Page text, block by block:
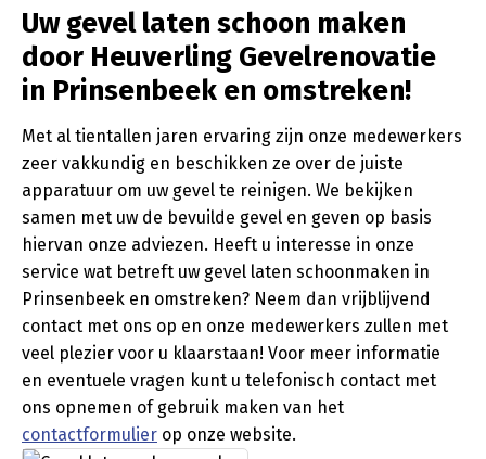
Uw gevel laten schoon maken
door Heuverling Gevelrenovatie
in Prinsenbeek en omstreken!
Met al tientallen jaren ervaring zijn onze medewerkers
zeer vakkundig en beschikken ze over de juiste
apparatuur om uw gevel te reinigen. We bekijken
samen met uw de bevuilde gevel en geven op basis
hiervan onze adviezen. Heeft u interesse in onze
service wat betreft uw gevel laten schoonmaken in
Prinsenbeek en omstreken? Neem dan vrijblijvend
contact met ons op en onze medewerkers zullen met
veel plezier voor u klaarstaan! Voor meer informatie
en eventuele vragen kunt u telefonisch contact met
ons opnemen of gebruik maken van het
contactformulier op onze website.